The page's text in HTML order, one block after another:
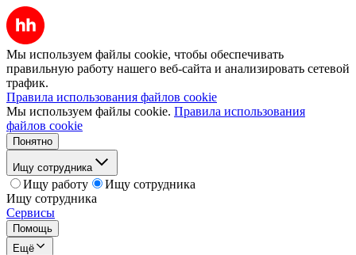
Мы используем файлы cookie, чтобы обеспечивать
правильную работу нашего веб-сайта и анализировать сетевой
трафик.
Правила использования файлов cookie
Мы используем файлы cookie. Правила использования
файлов cookie
Понятно
Ищу сотрудника
Ищу работу
Ищу сотрудника
Ищу сотрудника
Сервисы
Помощь
Ещё